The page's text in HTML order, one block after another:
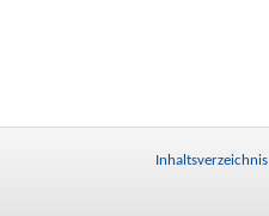
Inhaltsverzeichnis